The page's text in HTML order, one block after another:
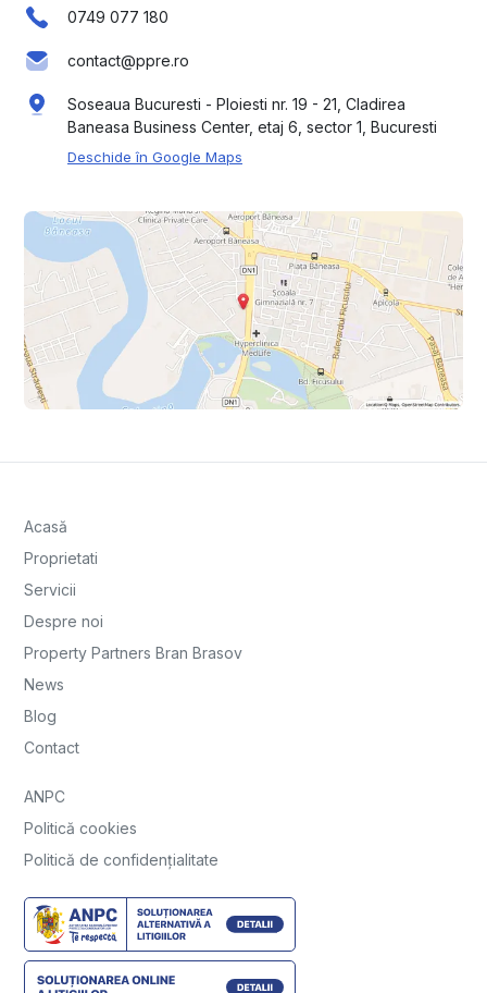
0749 077 180
contact@ppre.ro
Soseaua Bucuresti - Ploiesti nr. 19 - 21, Cladirea
Baneasa Business Center, etaj 6, sector 1, Bucuresti
Deschide în Google Maps
Acasă
Proprietati
Servicii
Despre noi
Property Partners Bran Brasov
News
Blog
Contact
ANPC
Politică cookies
Politică de confidențialitate